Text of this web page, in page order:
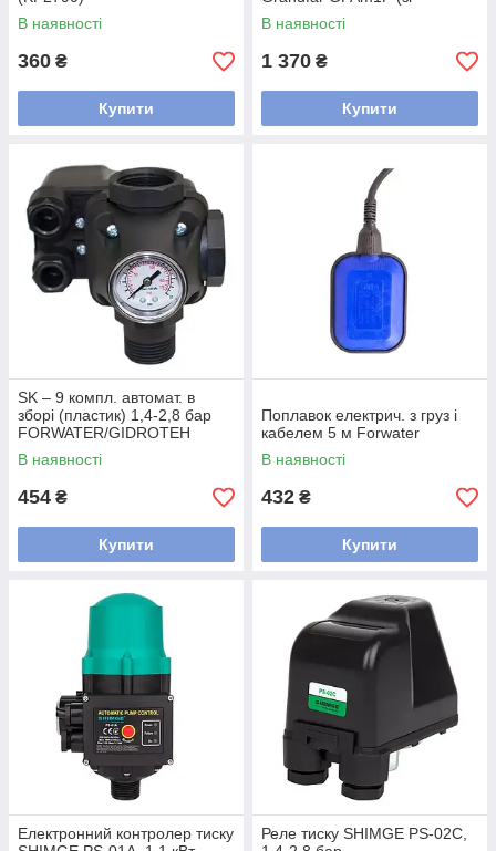
В наявності
360 ₴
Купити
стартовим вмик. 1.5Бар)
(GF1140)
В наявності
1 370 ₴
Купити
SK – 9 компл. автомат. в
зборі (пластик) 1,4-2,8 бар
FORWATER/GIDROTEH
В наявності
454 ₴
Купити
Поплавок електрич. з груз і
кабелем 5 м Forwater
В наявності
432 ₴
Купити
Електронний контролер тиску
Реле тиску SHIMGE PS-02С,